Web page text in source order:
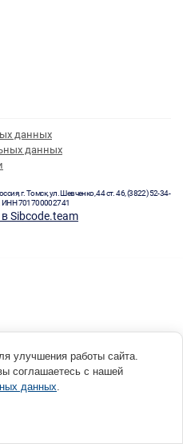
данных
данных
г. Томск, ул. Шевченко, 44 ст. 46, (3822) 52-34-
ИНН 701700002741
Sibcode.team
улучшения работы сайта.
соглашаетесь с нашей
данных.